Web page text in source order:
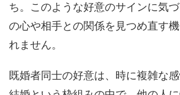
ち。このような好意のサインに気
の心や相手との関係を見つめ直す
れません。
既婚者同士の好意は、時に複雑な感